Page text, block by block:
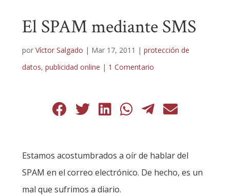
El SPAM mediante SMS
por Víctor Salgado | Mar 17, 2011 | protección de
datos, publicidad online | 1 Comentario
Estamos acostumbrados a oír de hablar del
SPAM en el correo electrónico. De hecho, es un
mal que sufrimos a diario.